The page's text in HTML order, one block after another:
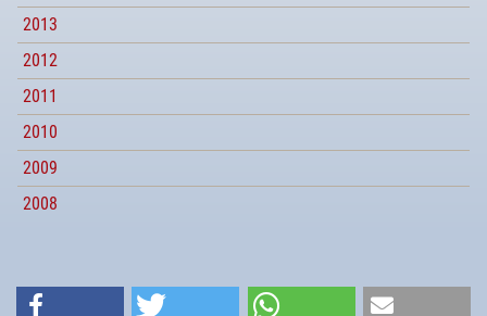
2013
2012
2011
2010
2009
2008